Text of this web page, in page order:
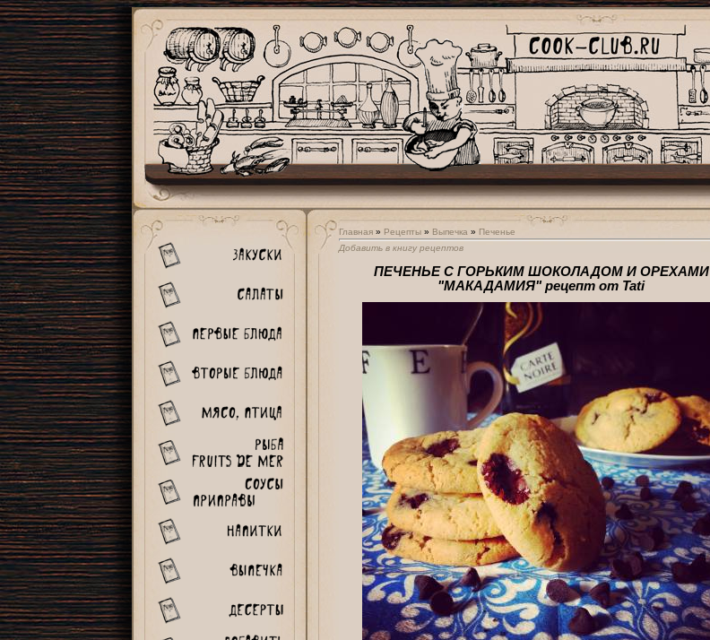
Главная » Рецепты » Выпечка » Печенье
Добавить в книгу рецептов
ПЕЧЕНЬЕ С ГОРЬКИМ ШОКОЛАДОМ И ОРЕХАМИ
"МАКАДАМИЯ" рецепт от Tati